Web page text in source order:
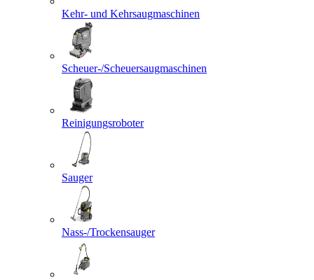
Kehr- und Kehrsaugmaschinen
Scheuer-/Scheuersaugmaschinen
Reinigungsroboter
Sauger
Nass-/Trockensauger